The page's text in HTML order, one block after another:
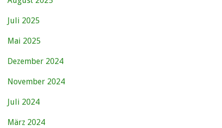
Juli 2025
Mai 2025
Dezember 2024
November 2024
Juli 2024
März 2024